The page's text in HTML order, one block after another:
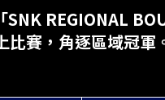
SNK REGIONAL
比賽，角逐區域冠軍